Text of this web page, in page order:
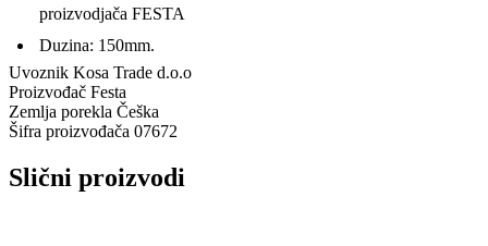
proizvodjača FESTA
Duzina: 150mm.
Uvoznik Kosa Trade d.o.o
Proizvođač Festa
Zemlja porekla Češka
Šifra proizvođača 07672
Slični proizvodi